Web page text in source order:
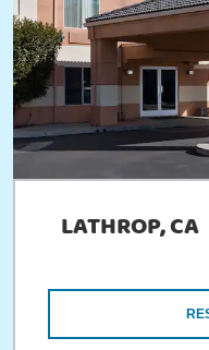
LATHROP, CA